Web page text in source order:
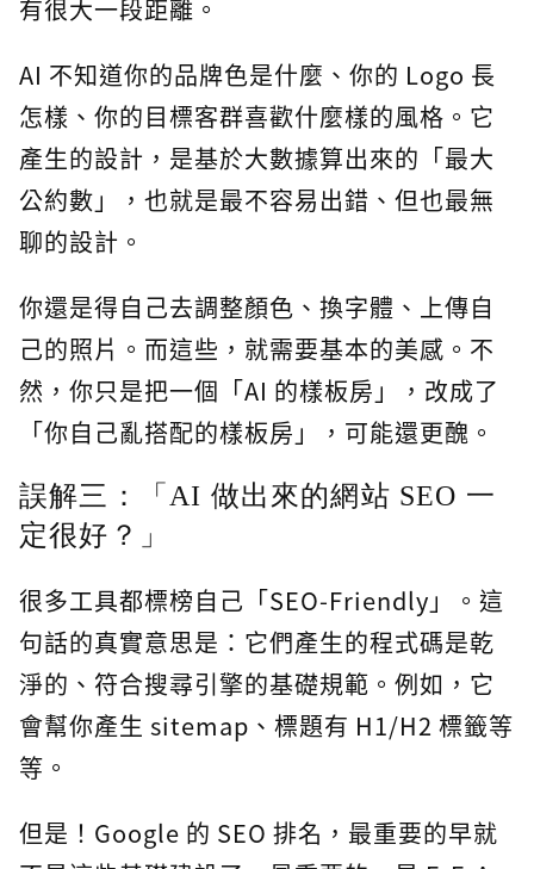
有很大一段距離。
AI 不知道你的品牌色是什麼、你的 Logo 長
怎樣、你的目標客群喜歡什麼樣的風格。它
產生的設計，是基於大數據算出來的「最大
公約數」，也就是最不容易出錯、但也最無
聊的設計。
你還是得自己去調整顏色、換字體、上傳自
己的照片。而這些，就需要基本的美感。不
然，你只是把一個「AI 的樣板房」，改成了
「你自己亂搭配的樣板房」，可能還更醜。
誤解三：「AI 做出來的網站 SEO 一
定很好？」
很多工具都標榜自己「SEO-Friendly」。這
句話的真實意思是：它們產生的程式碼是乾
淨的、符合搜尋引擎的基礎規範。例如，它
會幫你產生 sitemap、標題有 H1/H2 標籤等
等。
但是！Google 的 SEO 排名，最重要的早就